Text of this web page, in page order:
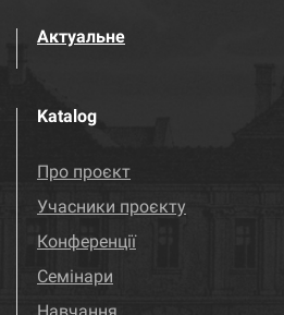
Актуальне
Katalog
Про проєкт
Учасники проєкту
Конференції
Семінари